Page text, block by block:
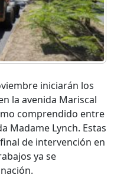
iniciarán los
la avenida Mariscal
comprendido entre
Madame Lynch. Estas
de intervención en
ya se